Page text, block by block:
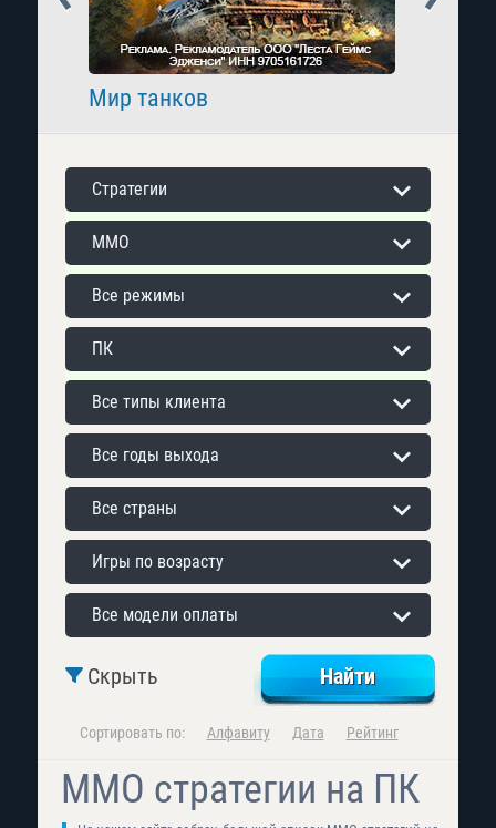
Мир танков
Стратегии
MMO
Все режимы
ПК
Все типы клиента
Все годы выхода
Все страны
Игры по возрасту
Все модели оплаты
Скрыть
Сортировать по: Алфавиту Дата Рейтинг
ММО стратегии на ПК